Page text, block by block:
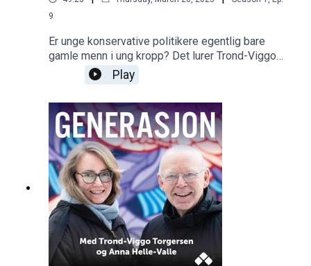
9
Er unge konservative politikere egentlig bare
gamle menn i ung kropp? Det lurer Trond-Viggo
og Anna på når de får besøk av leder for unge
Høyre, Ola Svenneby. Hva er egentlig
konservatisme og hva gjør en homofil politiker når
han ønsker seg barn, men er skeptisk til surrogati
som politiker? Tre generasjoner prøver å forstå
hverandre!
Play